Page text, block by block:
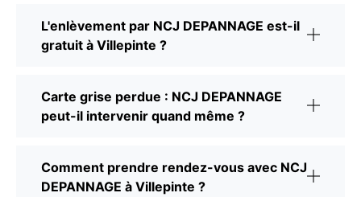
L'enlèvement par NCJ DEPANNAGE est-il
gratuit à Villepinte ?
Carte grise perdue : NCJ DEPANNAGE
peut-il intervenir quand même ?
Comment prendre rendez-vous avec NCJ
DEPANNAGE à Villepinte ?